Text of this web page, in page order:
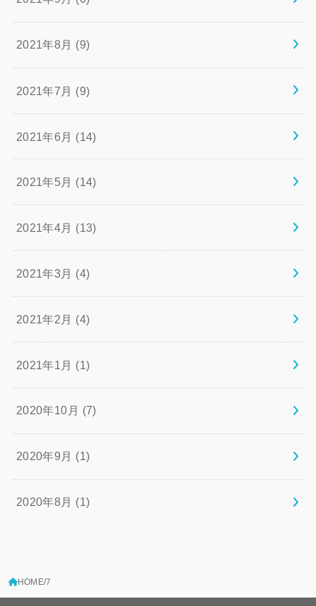
2021年8月 (9)
2021年7月 (9)
2021年6月 (14)
2021年5月 (14)
2021年4月 (13)
2021年3月 (4)
2021年2月 (4)
2021年1月 (1)
2020年10月 (7)
2020年9月 (1)
2020年8月 (1)
HOME 7